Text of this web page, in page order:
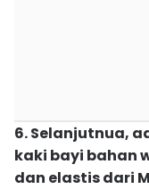
6. Selanjutnua,
kaki bayi bahan
dan elastis dari